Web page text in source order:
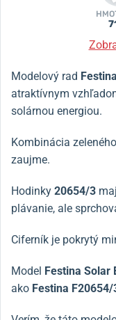
Modelový rad
atraktívnym
solárnou energiou.
Kombinácia
zaujme.
Hodinky 20654/3
plávanie, ale
Ciferník je pokrytý
Model Festina Solar
ako Festina F20654/